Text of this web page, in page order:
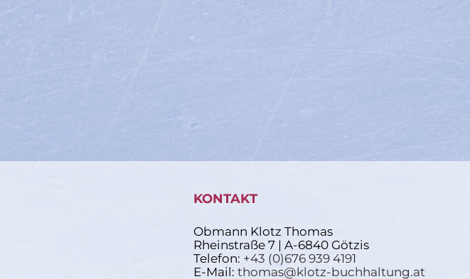
KONTAKT
Obmann Klotz Thomas
Rheinstraße 7 | A-6840 Götzis
Telefon: +43 (0)676 939 4191
E-Mail: thomas@klotz-buchhaltung.at